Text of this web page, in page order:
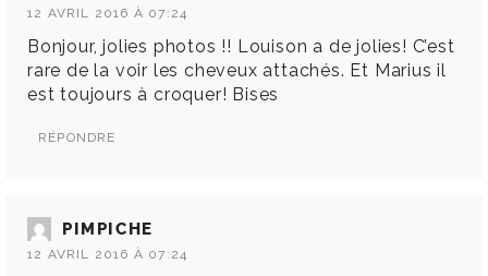
12 AVRIL 2016 À 07:24
Bonjour, jolies photos !! Louison a de jolies! C’est
rare de la voir les cheveux attachés. Et Marius il
est toujours à croquer! Bises
RÉPONDRE
PIMPICHE
12 AVRIL 2016 À 07:24